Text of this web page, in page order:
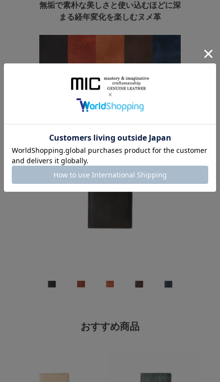
無垢で素朴な美しさと使い込むほどに深
まる経年変化を楽しむヌメ革
COLOR
おすすめ商品